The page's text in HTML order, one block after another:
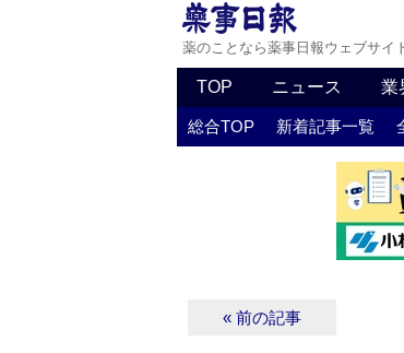
薬のことなら薬事日報ウェブサイ
TOP ニュース 業
総合TOP 新着記事一覧
« 前の記事